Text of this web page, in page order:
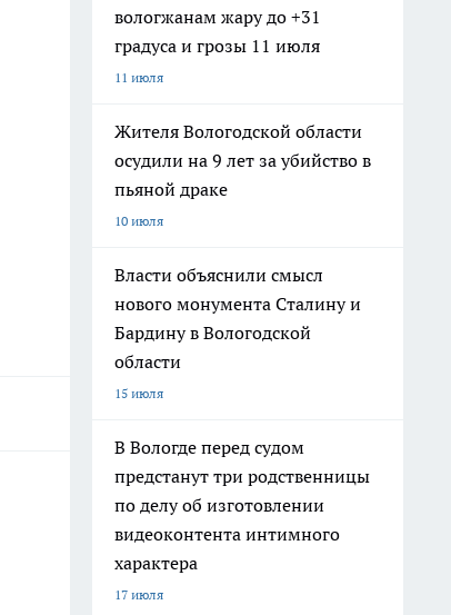
вологжанам жару до +31
градуса и грозы 11 июля
11 июля
Жителя Вологодской области
осудили на 9 лет за убийство в
пьяной драке
10 июля
Власти объяснили смысл
нового монумента Сталину и
Бардину в Вологодской
области
15 июля
В Вологде перед судом
предстанут три родственницы
по делу об изготовлении
видеоконтента интимного
характера
17 июля